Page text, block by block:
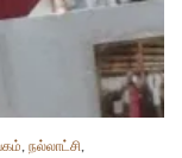
, நல்லாட்சி,